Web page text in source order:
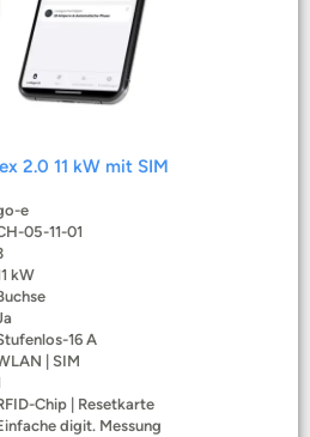
2.0 11 kW mit SIM
e
05-11-01
kW
16 A
| SIM
Chip | Resetkarte
digit. Messung